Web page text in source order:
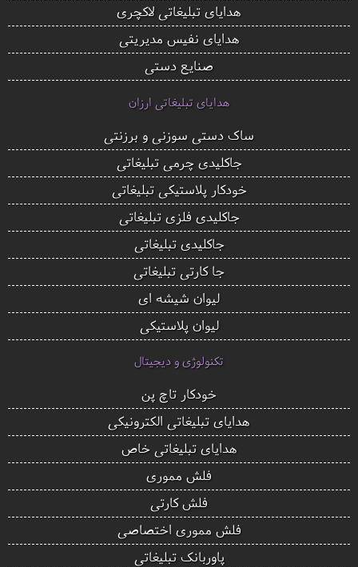
هدایای تبلیغاتی لاکچری
هدایای نفیس مدیریتی
صنایع دستی
هدایای تبلیغاتی ارزان
ساک دستی سوزنی و برزنتی
جاکلیدی چرمی تبلیغاتی
خودکار پلاستیکی تبلیغاتی
جاکلیدی فلزی تبلیغاتی
جاکلیدی تبلیغاتی
جا کارتی تبلیغاتی
لیوان شیشه ای
لیوان پلاستیکی
تکنولوژی و دیجیتال
خودکار تاچ پن
هدایای تبلیغاتی الکترونیکی
هدایای تبلیغاتی خاص
فلش مموری
فلش کارتی
فلش مموری اختصاصی
پاوربانک تبلیغاتی